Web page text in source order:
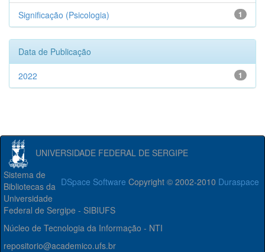
1
Significação (Psicologia)
Data de Publicação
1
2022
UNIVERSIDADE FEDERAL DE SERGIPE
DSpace Software Copyright © 2002-2010 Duraspace
Sistema de
Bibliotecas da
Universidade
Federal de Sergipe - SIBIUFS
Núcleo de Tecnologia da Informação - NTI
repositorio@academico.ufs.br